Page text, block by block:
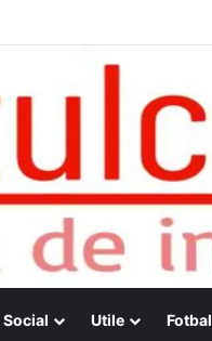
Folk Țestos
Social Utile Fotbal